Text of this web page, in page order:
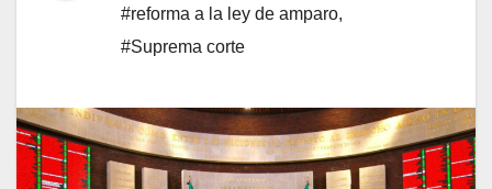
#reforma a la ley de amparo,
#Suprema corte